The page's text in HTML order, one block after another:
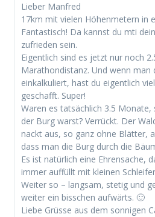
Lieber Manfred
17km mit vielen Höhenmetern in
Fantastisch! Da kannst du mti
zufrieden sein.
Eigentlich sind es jetzt nur noch
Marathondistanz. Und wenn man
einkalkuliert, hast du eigentlich
geschafft. Super!
Waren es tatsächlich 3.5
der Burg warst? Verrückt. Der
nackt aus, so ganz ohne Blätter,
dass man die Burg durch die
Es ist natürlich eine Ehrensache,
immer auffüllt mit kleinen
Weiter so – langsam, stetig und
weiter ein bisschen aufwärts. 🙂
Liebe Grüsse aus dem sonnigen